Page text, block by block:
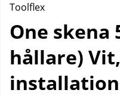
Toolflex
One skena
hållare) Vit,